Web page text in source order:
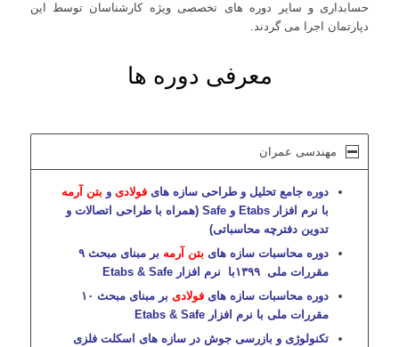
حسابداری و سایر دوره های تخصصی ویژه کارشناسان توسط این
دپارتمان اجرا می گردند.
معرفی دوره ها
مهندسی عمران
دوره جامع تحلیل و طراحی سازه های فولادی و بتن آرمه
با نرم افزار Etabs و Safe (همراه با طراحی اتصالات و
تدوین دفترچه محاسباتی)
دوره محاسبات سازه های بتن آرمه
بر مبنای مبحث ۹
مقررات ملی ۱۳۹۹با نرم افزار Etabs & Safe
دوره محاسبات سازه های فولادی
بر مبنای مبحث ١٠
مقررات ملی با نرم افزار Etabs & Safe
تکنولوژی و بازرسی جوش در سازه های اسکلت فلزی